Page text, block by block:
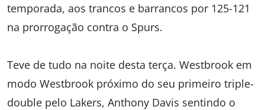
temporada, aos trancos e barrancos por 125-121
na prorrogação contra o Spurs.
Teve de tudo na noite desta terça. Westbrook em
modo Westbrook próximo do seu primeiro triple-
double pelo Lakers, Anthony Davis sentindo o